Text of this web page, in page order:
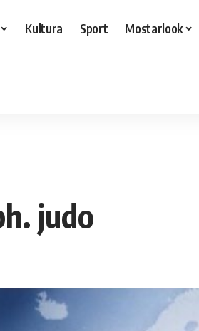
Kultura Sport Mostarlook
judo